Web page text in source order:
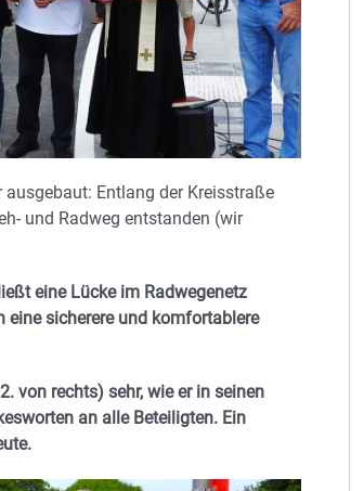
Entlang der Kreisstraße
und Radweg entstanden (wir
eine Lücke im Radwegenetz
sicherere und komfortablere
von rechts) sehr, wie er in seinen
an alle Beteiligten. Ein